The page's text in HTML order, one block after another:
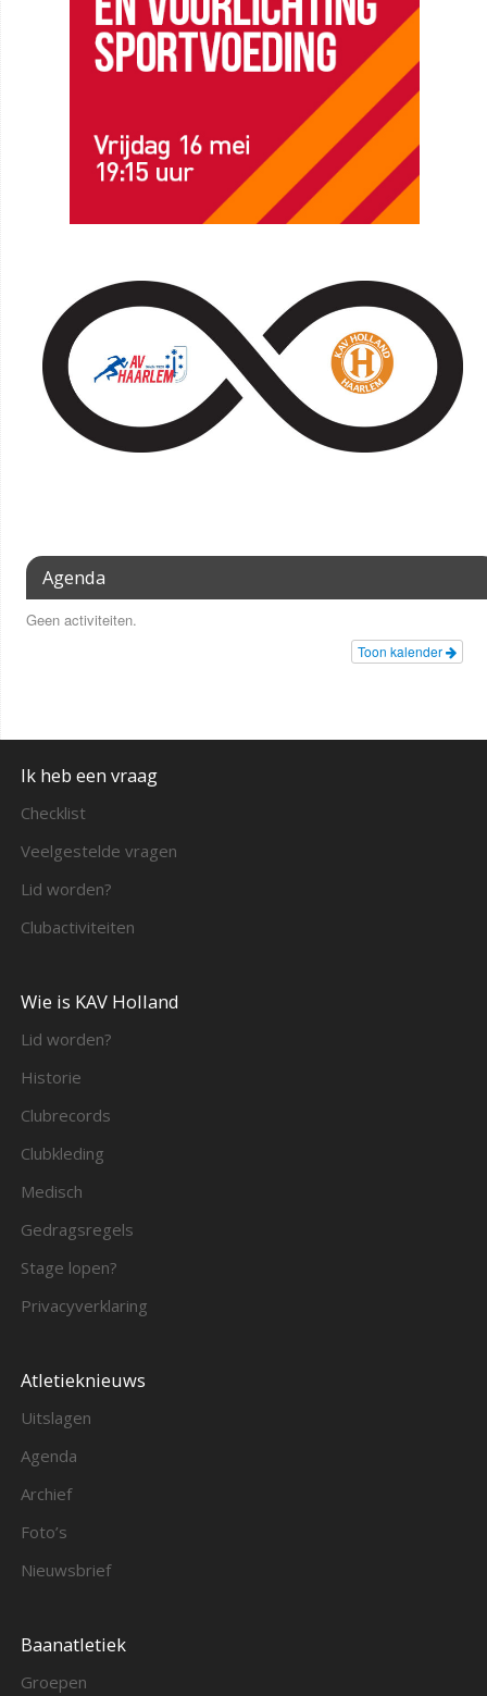
Agenda
Geen activiteiten.
Toon kalender
Ik heb een vraag
Checklist
Veelgestelde vragen
Lid worden?
Clubactiviteiten
Wie is KAV Holland
Lid worden?
Historie
Clubrecords
Clubkleding
Medisch
Gedragsregels
Stage lopen?
Privacyverklaring
Atletieknieuws
Uitslagen
Agenda
Archief
Foto’s
Nieuwsbrief
Baanatletiek
Groepen